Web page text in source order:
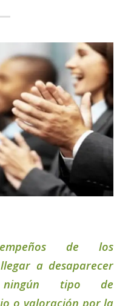
de los
a desaparecer
tipo de
o valoración por la